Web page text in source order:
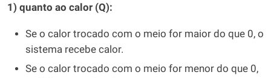
1) quanto ao calor (Q):
Se o calor trocado com o meio for maior do que 0, o
sistema recebe calor.
Se o calor trocado com o meio for menor do que 0,